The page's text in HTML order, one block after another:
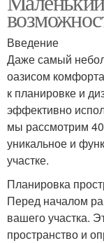
Введение
Даже самый
оазисом
к планировке и
эффективно
мы рассмотрим
уникальное и
участке.
Планировка
Перед началом
вашего участка.
пространство и